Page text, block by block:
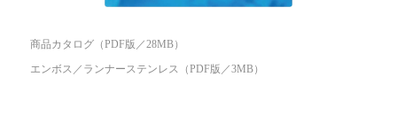
商品カタログ（PDF版／28MB）
エンボス／ランナーステンレス（PDF版／3MB）